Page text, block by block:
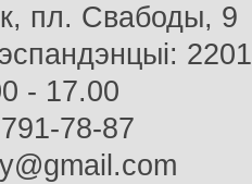
пл. Свабоды, 9
- 17.00
78-87